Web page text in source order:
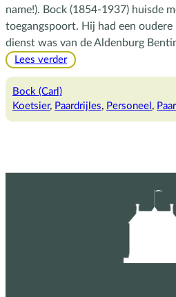
name!). Bock (1854-1937) huisde
toegangspoort. Hij had een
dienst was van de Aldenburg
Lees verder:
de
Bock (Carl)
Koetsier, Paardrijles, Personeel ,